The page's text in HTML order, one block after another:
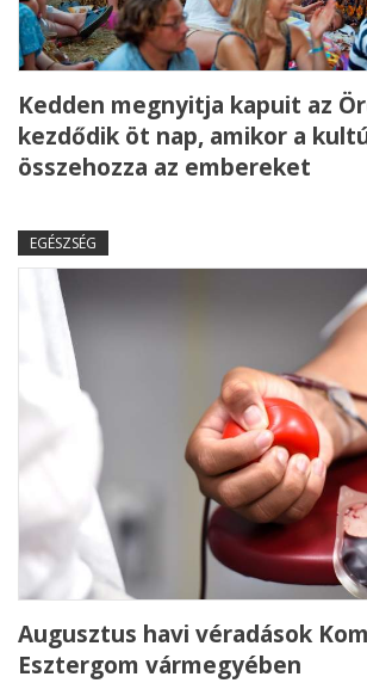
Kedden megnyitja kapuit az
kezdődik öt nap, amikor a
összehozza az embereket
EGÉSZSÉG
Augusztus havi véradások
Esztergom vármegyében